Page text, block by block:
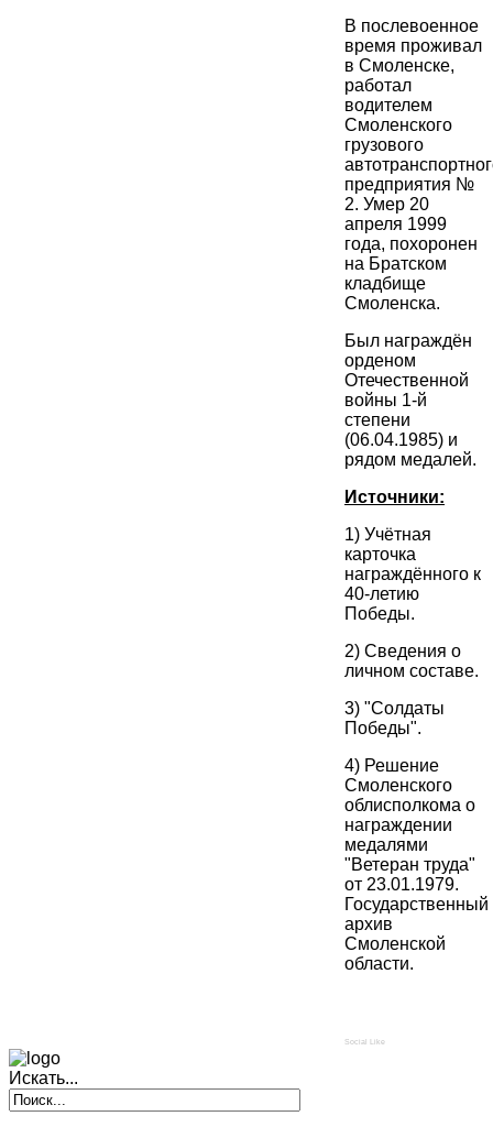
В послевоенное
время проживал
в Смоленске,
работал
водителем
Смоленского
грузового
предприятия №
2. Умер 20
апреля 1999
года, похоронен
на Братском
кладбище
Смоленска.
Был награждён
орденом
Отечественной
войны 1-й
степени
(06.04.1985) и
рядом медалей.
Источники:
1) Учётная
карточка
награждённого к
40-летию
Победы.
2) Сведения о
личном составе.
3) "Солдаты
Победы".
4) Решение
Смоленского
облисполкома о
награждении
медалями
"Ветеран труда"
от 23.01.1979.
Государственный
архив
Смоленской
области.
Social Like
Искать...